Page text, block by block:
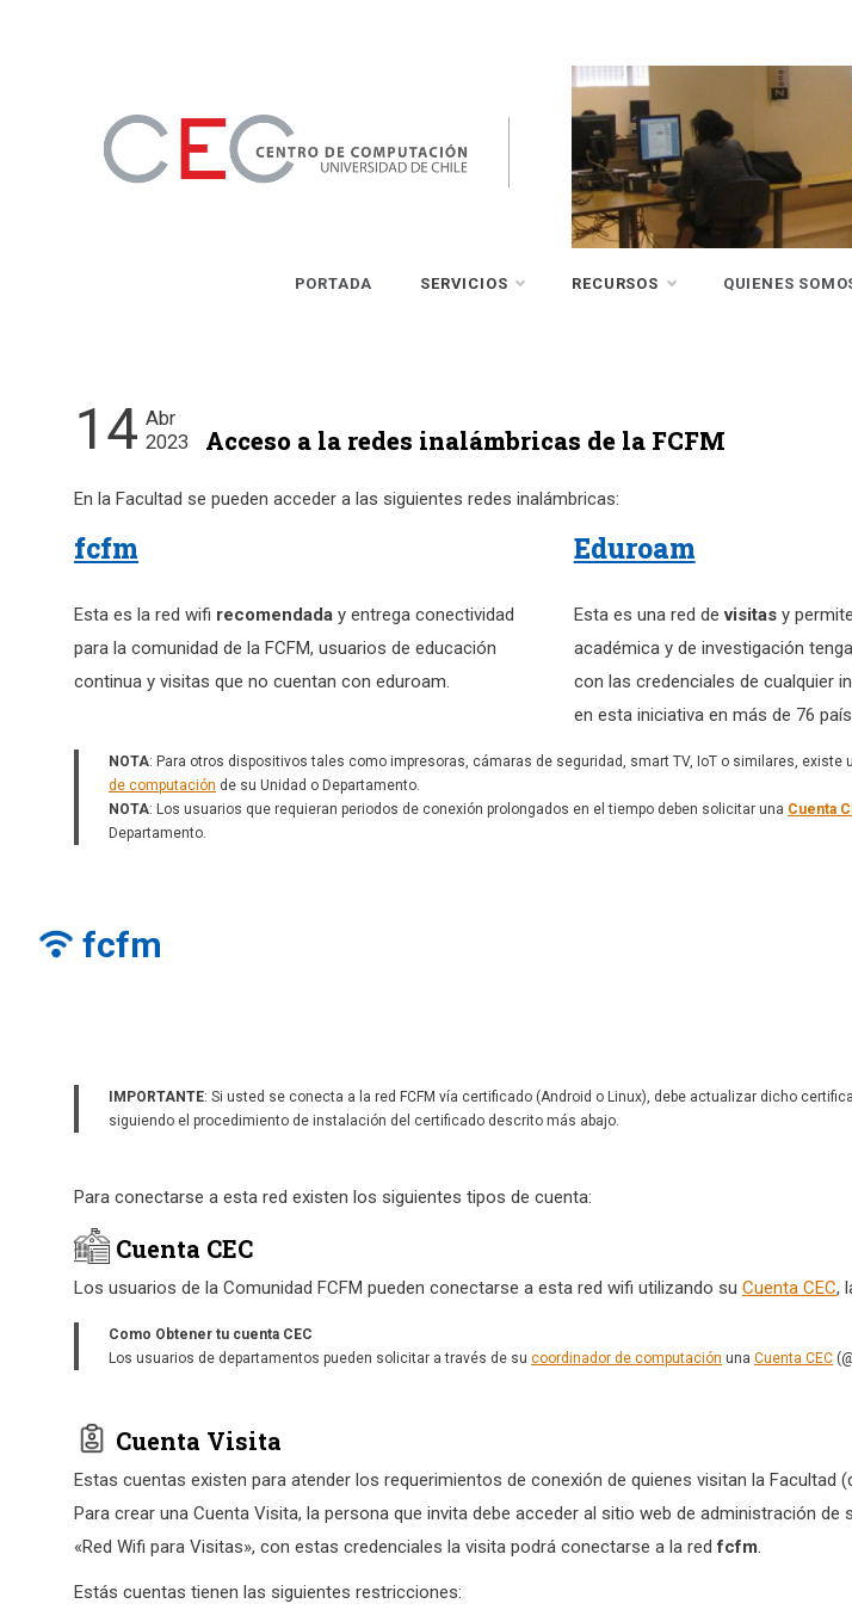
PORTADA SERVICIOS RECURSOS QUIENES
14 Abr
2023
Acceso a la redes inalámbricas de la FCFM
En la Facultad se pueden acceder a las siguientes redes inalámbricas:
fcfm
Esta es la red wifi recomendada y entrega conectividad
para la comunidad de la FCFM, usuarios de educación
continua y visitas que no cuentan con eduroam.
Eduroam
Esta es una red devisitasy
académica y de investigación
con las credenciales de cualquier
en esta iniciativa en más de 76
NOTA: Para otros dispositivos tales como impresoras, cámaras de seguridad, smart TV, IoT o similares,
de computación de su Unidad o Departamento.
NOTA: Los usuarios que requieran periodos de conexión prolongados en el tiempo deben solicitar una Cuenta
Departamento.
fcfm
IMPORTANTE: Si usted se conecta a la red FCFM vía certificado (Android o Linux), debe actualizar dicho
siguiendo el procedimiento de instalación del certificado descrito más abajo.
Para conectarse a esta red existen los siguientes tipos de cuenta:
Cuenta CEC
Los usuarios de la Comunidad FCFM pueden conectarse a esta red wifi utilizando su Cuenta CEC,
Como Obtener tu cuenta CEC
Los usuarios de departamentos pueden solicitar a través de su coordinador de computación una Cuenta CEC
Cuenta Visita
Estas cuentas existen para atender los requerimientos de conexión de quienes visitan la Facultad
Para crear una Cuenta Visita, la persona que invita debe acceder al sitio web de administración de
«Red Wifi para Visitas», con estas credenciales la visita podrá conectarse a la redfcfm.
Estás cuentas tienen las siguientes restricciones: